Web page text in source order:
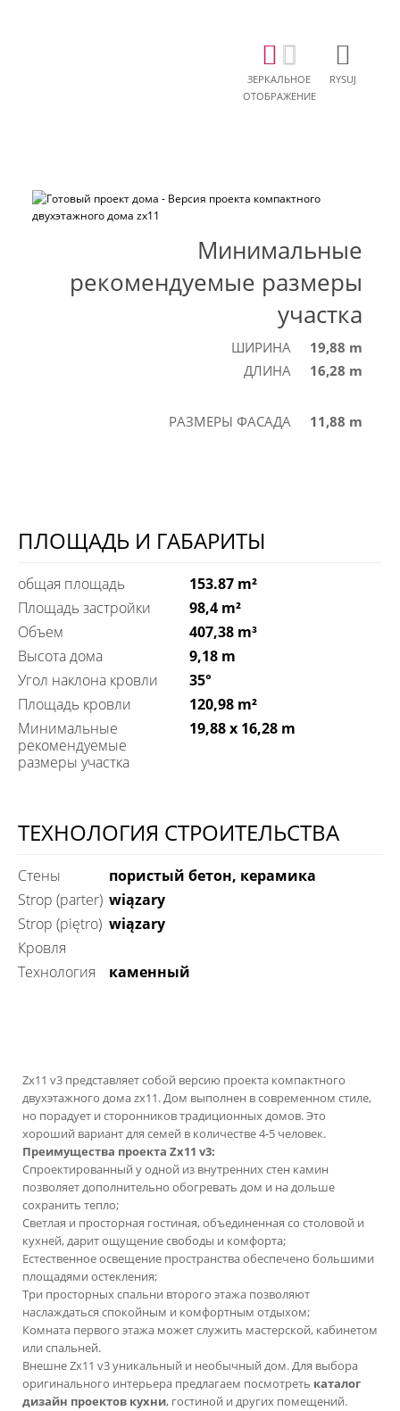
ЗЕРКАЛЬНОЕ
ОТОБРАЖЕНИЕ
RYSUJ
Минимальные
рекомендуемые размеры
участка
ШИРИНА
19,88 m
ДЛИНА
16,28 m
РАЗМЕРЫ ФАСАДА 11,88 m
ПЛОЩАДЬ И ГАБАРИТЫ
общая площадь
153.87 m²
Площадь застройки
98,4 m²
Объем
407,38 m³
Высота дома
9,18 m
Угол наклона кровли
35°
Площадь кровли
120,98 m²
Минимальные
рекомендуемые
размеры участка
19,88 x 16,28 m
ТЕХНОЛОГИЯ СТРОИТЕЛЬСТВА
Стены
пористый бетон, керамика
Strop (parter) wiązary
Strop (piętro) wiązary
Кровля
технология
каменный
Zx11 v3 представляет собой версию проекта компактного
двухэтажного дома zx11. Дом выполнен в современном стиле,
но порадует и сторонников традиционных домов. Это
хороший вариант для семей в количестве 4-5 человек.
Преимущества проекта Zx11 v3:
Спроектированный у одной из внутренних стен камин
позволяет дополнительно обогревать дом и на дольше
сохранить тепло;
Светлая и просторная гостиная, объединенная со столовой и
кухней, дарит ощущение свободы и комфорта;
Естественное освещение пространства обеспечено большими
площадями остекления;
Три просторных спальни второго этажа позволяют
наслаждаться спокойным и комфортным отдыхом;
Комната первого этажа может служить мастерской, кабинетом
или спальней.
Внешне Zx11 v3 уникальный и необычный дом. Для выбора
оригинального интерьера предлагаем посмотреть каталог
дизайн проектов кухни, гостиной и других помещений.